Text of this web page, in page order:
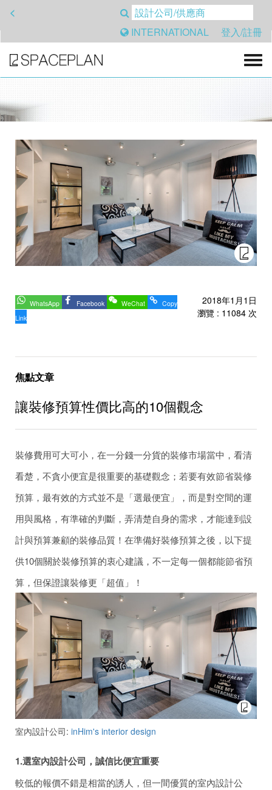
<
INTERNATIONAL
登入/註冊
WhatsApp Facebook WeChat
Copy
Link
2018年1月1日
瀏覽 : 11084 次
焦點文章
讓裝修預算性價比高的10個觀念
裝修費用可大可小，在一分錢一分貨的裝修市場當中，看清
看楚，不貪小便宜是很重要的基礎觀念；若要有效節省裝修
預算，最有效的方式並不是「選最便宜」，而是對空間的運
用與風格，有準確的判斷，弄清楚自身的需求，才能達到設
計與預算兼顧的裝修品質！在準備好裝修預算之後，以下提
供10個關於裝修預算的衷心建議，不一定每一個都能節省預
算，但保證讓裝修更「超值」！
室內設計公司: inHim's interior design
1.選室內設計公司 ， 誠信比便宜重要
較低的報價不錯是相當的誘人，但一間優質的室內設計公